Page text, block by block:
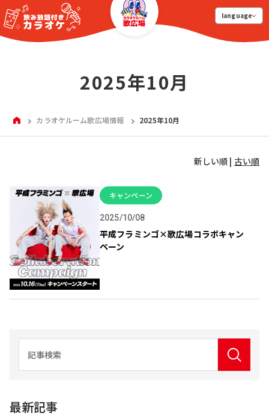
language
2025年10月
HOMEカラオケルーム歌広場情報 2025年10月
新しい順 | 古い順
キャンペーン
2025/10/08
平成フラミンゴ×歌広場コラボキャン
ペーン
最新記事